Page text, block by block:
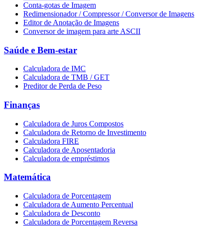
Conta-gotas de Imagem
Redimensionador / Compressor / Conversor de Imagens
Editor de Anotação de Imagens
Conversor de imagem para arte ASCII
Saúde e Bem-estar
Calculadora de IMC
Calculadora de TMB / GET
Preditor de Perda de Peso
Finanças
Calculadora de Juros Compostos
Calculadora de Retorno de Investimento
Calculadora FIRE
Calculadora de Aposentadoria
Calculadora de empréstimos
Matemática
Calculadora de Porcentagem
Calculadora de Aumento Percentual
Calculadora de Desconto
Calculadora de Porcentagem Reversa